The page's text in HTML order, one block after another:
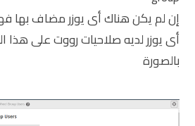
إن لم يكن هناك أى يوزر مضاف بها
أى يوزر لديه صلاحيات رووت على
بالصورة